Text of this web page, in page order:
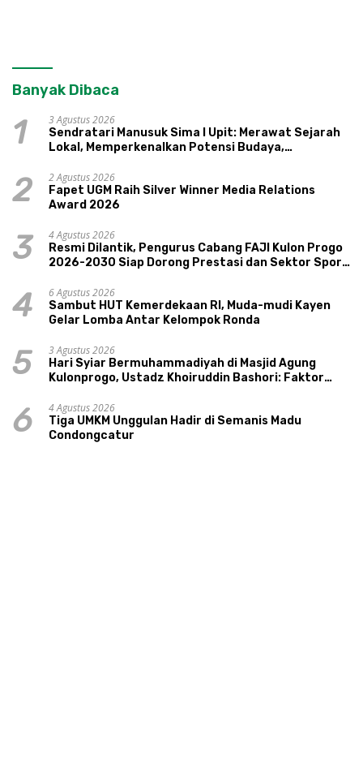
Banyak Dibaca
1
3 Agustus 2026
Sendratari Manusuk Sima I Upit: Merawat Sejarah
Lokal, Memperkenalkan Potensi Budaya,
2
2 Agustus 2026
Fapet UGM Raih Silver Winner Media Relations
Award 2026
3
4 Agustus 2026
Resmi Dilantik, Pengurus Cabang FAJI Kulon Progo
2026-2030 Siap Dorong Prestasi dan Sektor Sport
4
6 Agustus 2026
Sambut HUT Kemerdekaan RI, Muda-mudi Kayen
Gelar Lomba Antar Kelompok Ronda
5
3 Agustus 2026
Hari Syiar Bermuhammadiyah di Masjid Agung
Kulonprogo, Ustadz Khoiruddin Bashori: Faktor
6
4 Agustus 2026
Tiga UMKM Unggulan Hadir di Semanis Madu
Condongcatur